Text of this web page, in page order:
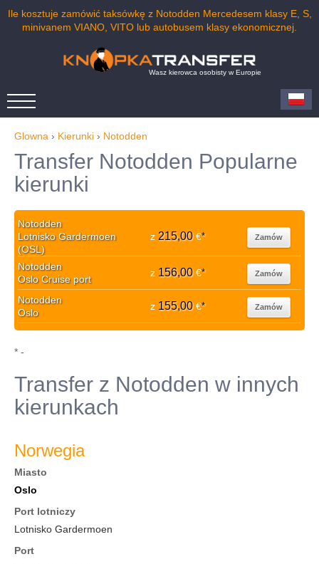
Ile kosztuje zamówić taksówkę z Notodden Mercedesem klasy E, S,
minivanem VIANO, VITO lub autobusem klasy ekonomicznej.
Wasz kierowca osobisty w Europie
Glowna › Kierunki › Notodden
Transfer Notodden Popularne
kierunki
Notodden
Lotnisko Gardermoen
(OSL)
z 215,00€* Zamów
Notodden
Oslo Cruise port
z 156,00€* Zamów
Notodden
Oslo
z 155,00€* Zamów
* -
Transfer z Notodden w innych
kierunkach
Norwegia
Miasto
Oslo
Port lotniczy
Lotnisko Gardermoen
Port